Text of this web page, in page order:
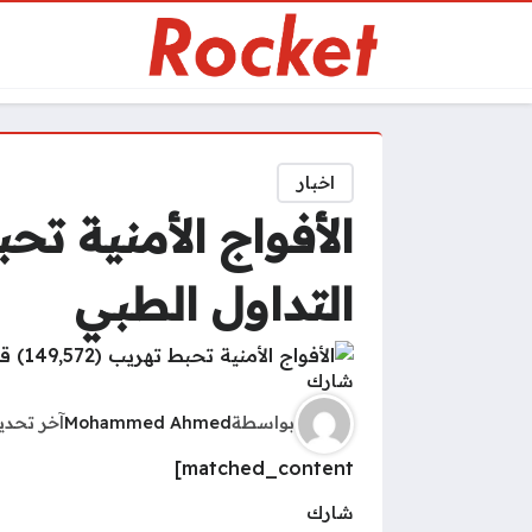
اخبار
التداول الطبي
شارك
بواسطةMohammed Ahmedآخر
matched_content]
شارك